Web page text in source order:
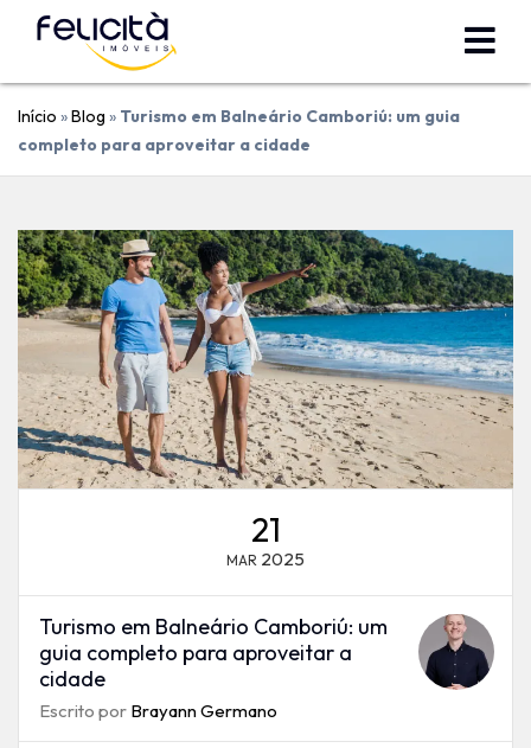
Início »Blog » Turismo em Balneário Camboriú: um guia
completo para aproveitar a cidade
21
MAR 2025
Turismo em Balneário Camboriú: um
guia completo para aproveitar a
cidade
Escrito por Brayann Germano